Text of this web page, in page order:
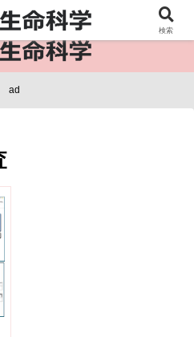
生物の情報インフラ。
ad
検索